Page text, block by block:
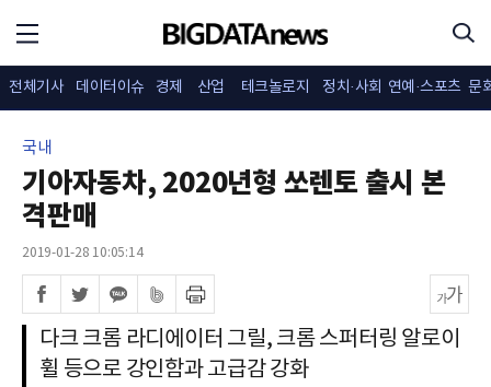
전체기사 데이터이슈 경제 산업 테크놀로지 정치·사회 연예·스포츠 문
국내
기아자동차, 2020년형 쏘렌토 출시 본
격판매
2019-01-28 10:05:14
다크 크롬 라디에이터 그릴, 크롬 스퍼터링 알로이
휠 등으로 강인함과 고급감 강화